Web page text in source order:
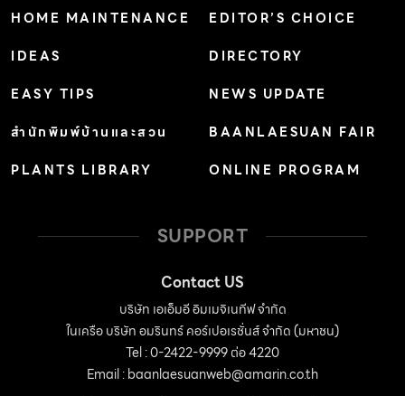
HOME MAINTENANCE
IDEAS
EASY TIPS
สำนักพิมพ์บ้านและสวน
PLANTS LIBRARY
EDITOR’S CHOICE
DIRECTORY
NEWS UPDATE
BAANLAESUAN FAIR
ONLINE PROGRAM
SUPPORT
Contact US
บริษัท เอเอ็มอี อิมเมจิเนทีฟ จำกัด
ในเครือ บริษัท อมรินทร์ คอร์เปอเรชั่นส์ จำกัด (มหาชน)
Tel : 0-2422-9999 ต่อ 4220
Email :baanlaesuanweb@amarin.co.th